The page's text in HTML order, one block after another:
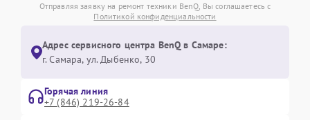
Отправляя заявку на ремонт техники BenQ, Вы соглашаетесь с
Политикой конфиденциальности
Адрес сервисного центра BenQ в Самаре:
г. Самара, ул. Дыбенко, 30
Горячая линия
+7 (846) 219-26-84